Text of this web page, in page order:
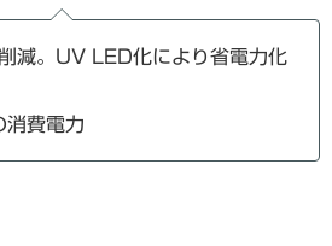
減。UV LED化により省電力化
費電力